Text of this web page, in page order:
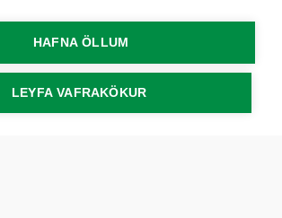
HAFNA ÖLLUM
LEYFA VAFRAKÖKUR